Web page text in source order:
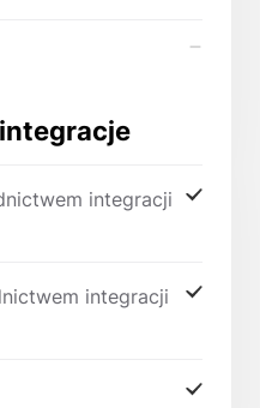
integracji
integracji